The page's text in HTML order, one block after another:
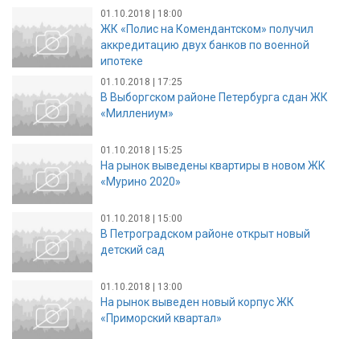
01.10.2018 | 18:00
ЖК «Полис на Комендантском» получил
аккредитацию двух банков по военной
ипотеке
01.10.2018 | 17:25
В Выборгском районе Петербурга сдан ЖК
«Миллениум»
01.10.2018 | 15:25
На рынок выведены квартиры в новом ЖК
«Мурино 2020»
01.10.2018 | 15:00
В Петроградском районе открыт новый
детский сад
01.10.2018 | 13:00
На рынок выведен новый корпус ЖК
«Приморский квартал»